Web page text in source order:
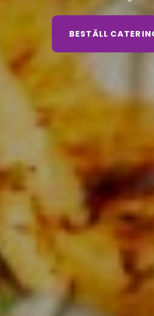
BESTÄLL